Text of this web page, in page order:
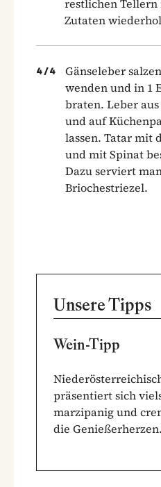
restlichen
Zutaten
4 /4
Gänseleber
wenden und in 1
braten. Leber
und auf
lassen. Tatar mit
und mit Spinat
Dazu serviert
Briochestriezel.
Unsere Tipps
Wein-Tipp
präsentiert sich
marzipanig und
die Genießerherzen.